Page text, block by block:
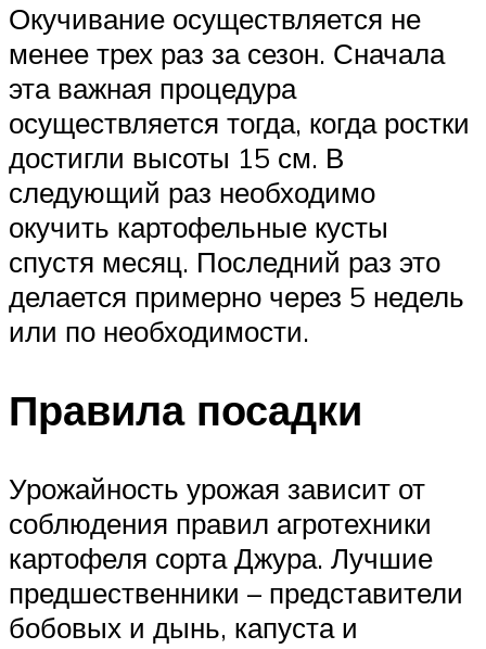
Окучивание осуществляется не
менее трех раз за сезон. Сначала
эта важная процедура
осуществляется тогда, когда ростки
достигли высоты 15 см. В
следующий раз необходимо
окучить картофельные кусты
спустя месяц. Последний раз это
делается примерно через 5 недель
или по необходимости.
Правила посадки
Урожайность урожая зависит от
соблюдения правил агротехники
картофеля сорта Джура. Лучшие
предшественники – представители
бобовых и дынь, капуста и